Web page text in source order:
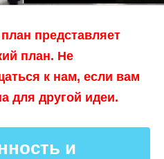
представляет
план. Не
к нам, если вам
для другой идеи.
и